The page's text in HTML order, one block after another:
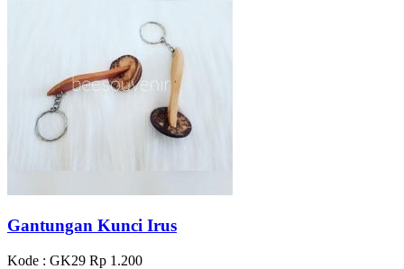
Gantungan Kunci Irus
Kode : GK29 Rp 1.200